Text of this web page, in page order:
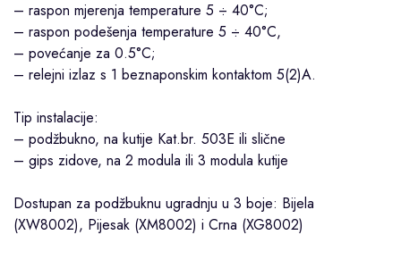
– raspon mjerenja temperature 5 ÷ 40°C;
– raspon podešenja temperature 5 ÷ 40°C,
– povećanje za 0.5°C;
– relejni izlaz s 1 beznaponskim kontaktom 5(2)A.
Tip instalacije:
– podžbukno, na kutije Kat.br. 503E ili slične
– gips zidove, na 2 modula ili 3 modula kutije
Dostupan za podžbuknu ugradnju u 3 boje: Bijela
(XW8002), Pijesak (XM8002) i Crna (XG8002)